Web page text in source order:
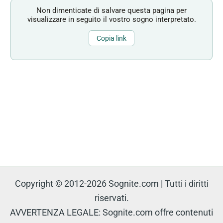
Non dimenticate di salvare questa pagina per
visualizzare in seguito il vostro sogno interpretato.
Copia link
Copyright © 2012-2026 Sognite.com | Tutti i diritti
riservati.
AVVERTENZA LEGALE: Sognite.com offre contenuti